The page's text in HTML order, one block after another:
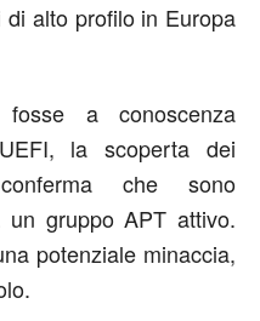
alto profilo in Europa
a conoscenza
la scoperta dei
che sono
un gruppo APT attivo.
potenziale minaccia,